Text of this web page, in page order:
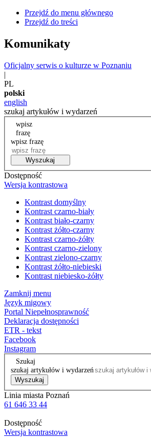
Przejdź do menu głównego
Przejdź do treści
Komunikaty
Oficjalny serwis o kulturze w Poznaniu
|
PL
polski
english
szukaj artykułów i wydarzeń
wpisz
frazę
wpisz frazę
Wyszukaj
Dostępność
Wersja kontrastowa
Kontrast domyślny
Kontrast czarno-biały
Kontrast biało-czarny
Kontrast żółto-czarny
Kontrast czarno-żółty
Kontrast czarno-zielony
Kontrast zielono-czarny
Kontrast żółto-niebieski
Kontrast niebiesko-żółty
Zamknij menu
Język migowy
Portal Niepełnosprawność
Deklaracja dostępności
ETR - tekst
Facebook
Instagram
Szukaj
szukaj artykułów i wydarzeń
Wyszukaj
Linia miasta Poznań
61 646 33 44
Dostępność
Wersja kontrastowa